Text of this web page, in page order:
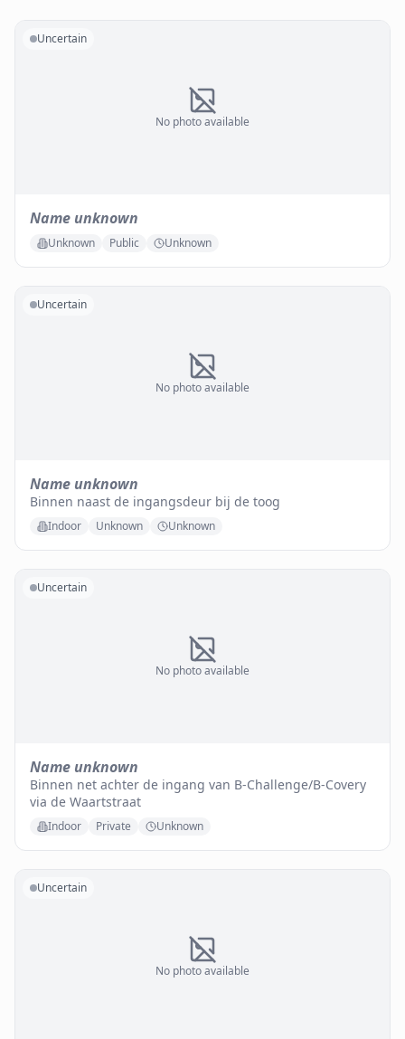
No photo available
Uncertain
Name unknown
Unknown Public Unknown
No photo available
Uncertain
Name unknown
Binnen naast de ingangsdeur bij de toog
Indoor Unknown Unknown
No photo available
Uncertain
Name unknown
Binnen net achter de ingang van B-Challenge/B-Covery
via de Waartstraat
Indoor Private Unknown
No photo available
Uncertain